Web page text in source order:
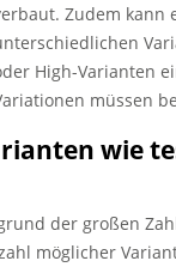
Zudem kann
High-Varianten
müssen
wie
der großen
möglicher